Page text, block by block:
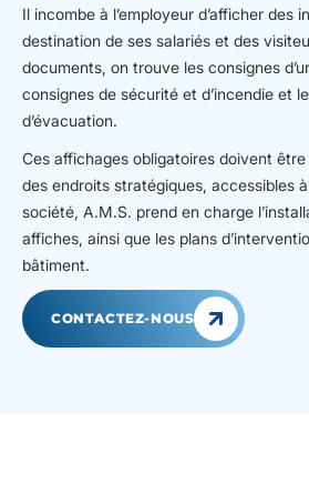
Il incombe à l’employeur d’afficher des
destination de ses salariés et des
documents, on trouve les consignes
consignes de sécurité et d’incendie et
d’évacuation.
Ces affichages obligatoires doivent
des endroits stratégiques, accessibles
société, A.M.S. prend en charge
affiches, ainsi que les plans
bâtiment.
CONTACTEZ-NOUS